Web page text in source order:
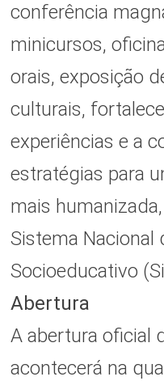
conferência
minicursos,
orais, exposição
culturais,
experiências e a
estratégias para
mais
Sistema Nacional
Socioeducativo
Abertura
A abertura oficial
acontecerá na